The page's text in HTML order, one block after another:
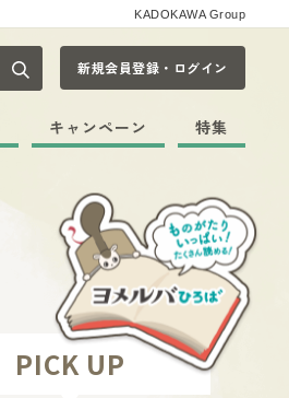
KADOKAWA Group
記事や本をキーワードから探す
新規会員登録・ログイン
キャンペーン 特集
PICK UP